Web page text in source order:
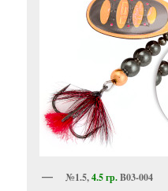
№1.5,4.5 гр.B03-004